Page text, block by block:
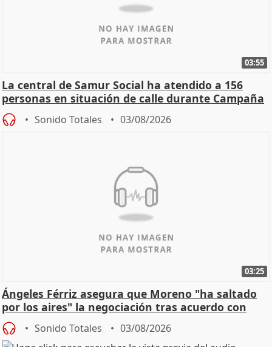
03:55
La central de Samur Social ha atendido a 156
personas en situación de calle durante Campaña
de Calor
Sonido Totales 03/08/2026
03:25
Ángeles Férriz asegura que Moreno "ha saltado
por los aires" la negociación tras acuerdo con
SMA
Sonido Totales 03/08/2026